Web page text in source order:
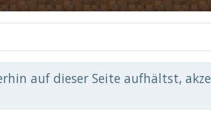
auf dieser Seite aufhältst,